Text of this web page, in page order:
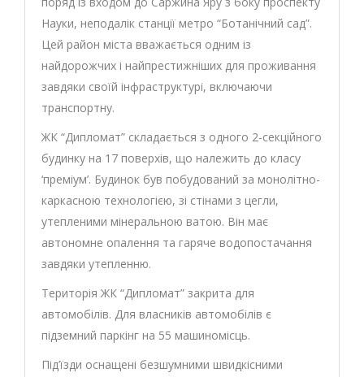
Науки, неподалік станції метро “Ботанічний сад”.
Цей район міста вважається одним із
найдорожчих і найпрестижніших для проживання
завдяки своїй інфраструктурі, включаючи
транспортну.
ЖК “Дипломат” складається з одного 2-секційного
будинку на 17 поверхів, що належить до класу
‘преміум’. Будинок був побудований за монолітно-
каркасною технологією, зі стінами з цегли,
утепленими мінеральною ватою. Він має
автономне опалення та гаряче водопостачання
завдяки утепленню.
Територія ЖК “Дипломат” закрита для
автомобілів. Для власників автомобілів є
підземний паркінг на 55 машиномісць.
Під’їзди оснащені безшумними швидкісними